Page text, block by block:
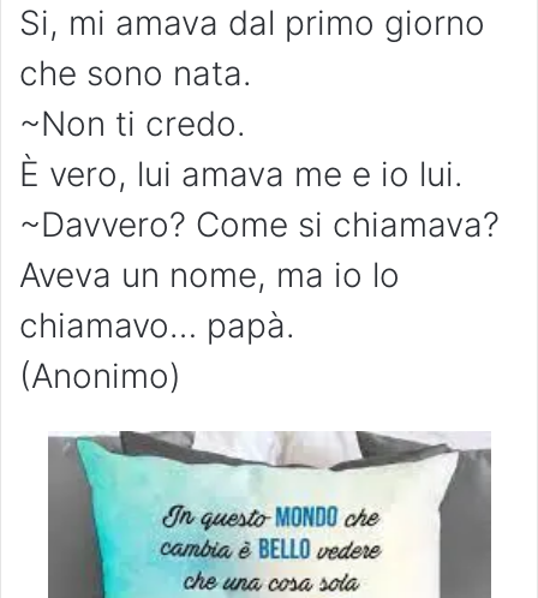
Si, mi amava dal primo giorno
che sono nata.
~Non ti credo.
È vero, lui amava me e io lui.
~Davvero? Come si chiamava?
Aveva un nome, ma io lo
chiamavo… papà.
(Anonimo)